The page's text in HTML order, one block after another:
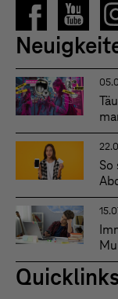
Quicklinks